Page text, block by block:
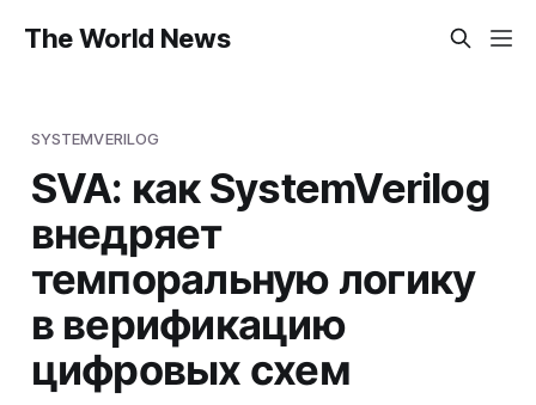
The World News
SYSTEMVERILOG
SVA: как SystemVerilog
внедряет
темпоральную логику
в верификацию
цифровых схем